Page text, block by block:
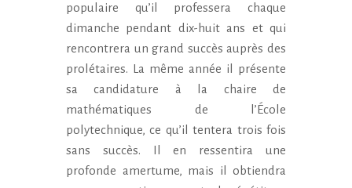
populaire qu’il professera chaque
dimanche pendant dix-huit ans et qui
rencontrera un grand succès auprès des
prolétaires. La même année il présente
sa candidature à la chaire de
mathématiques de l’École
polytechnique, ce qu’il tentera trois fois
sans succès. Il en ressentira une
profonde amertume, mais il obtiendra